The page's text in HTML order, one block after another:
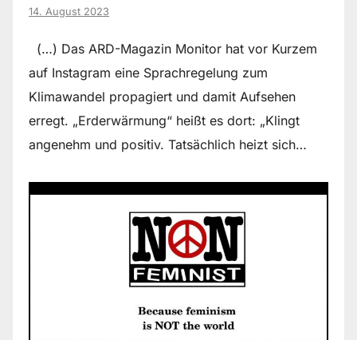
14. August 2023
(…) Das ARD-Magazin Monitor hat vor Kurzem
auf Instagram eine Sprachregelung zum
Klimawandel propagiert und damit Aufsehen
erregt. „Erderwärmung“ heißt es dort: „Klingt
angenehm und positiv. Tatsächlich heizt sich…